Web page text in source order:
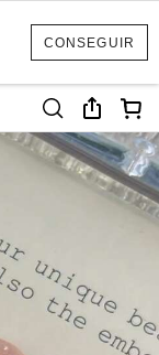
CONSEGUIR